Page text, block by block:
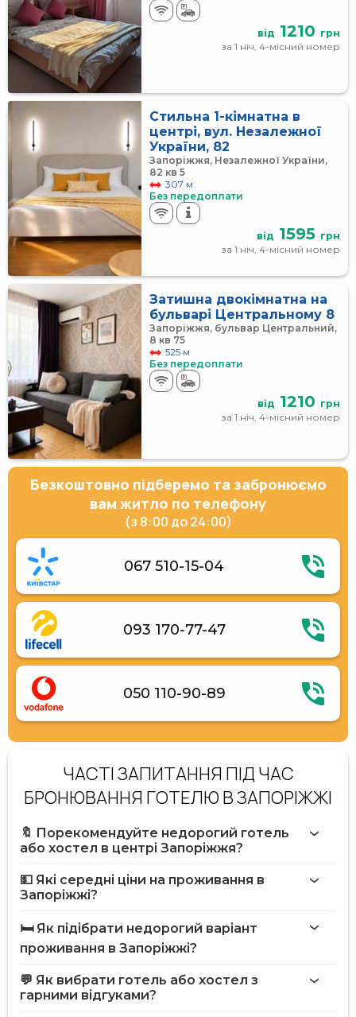
від 1210 грн
за 1 ніч, 4-місний номер
Стильна 1-кімнатна в
центрі, вул. Незалежної
України, 82
Запоріжжя, Незалежної України,
82 кв 5
307 м
Без передоплати
від 1595 грн
за 1 ніч, 4-місний номер
Затишна двокімнатна на
бульварі Центральному 8
Запоріжжя, бульвар Центральний,
8 кв 75
525 м
Без передоплати
від 1210 грн
за 1 ніч, 4-місний номер
Безкоштовно підберемо та забронюємо
вам житло по телефону
(з 8:00 до 24:00)
067 510-15-04
093 170-77-47
050 110-90-89
ЧАСТІ ЗАПИТАННЯ ПІД ЧАС
БРОНЮВАННЯ ГОТЕЛЮ В ЗАПОРІЖЖІ
🔖 Порекомендуйте недорогий готель
або хостел в центрі Запоріжжя?
💵 Які середні ціни на проживання в
Запоріжжі?
🛏️ Як підібрати недорогий варіант
проживання в Запоріжжі?
💬 Як вибрати готель або хостел з
гарними відгуками?